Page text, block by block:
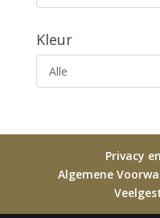
Kleur
Alle
Privacy
Algemene